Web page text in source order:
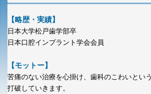
【略歴・実績】
日本大学松戸歯学部卒
日本口腔インプラント学会会員
【モットー】
苦痛のない治療を心掛け、歯科のこわいとい
打破していきます。